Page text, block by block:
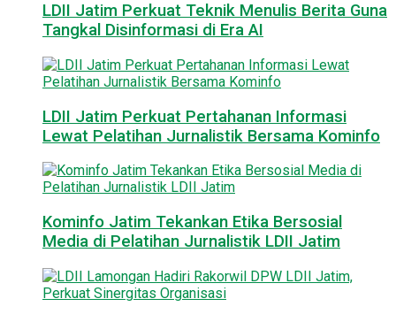
LDII Jatim Perkuat Teknik Menulis Berita Guna
Tangkal Disinformasi di Era AI
LDII Jatim Perkuat Pertahanan Informasi
Lewat Pelatihan Jurnalistik Bersama Kominfo
Kominfo Jatim Tekankan Etika Bersosial
Media di Pelatihan Jurnalistik LDII Jatim